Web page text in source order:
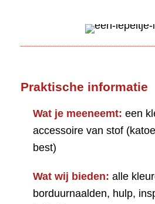
Praktische informatie
Wat je meeneemt: een
accessoire van stof
best)
Wat wij bieden: alle
borduurnaalden, hulp,